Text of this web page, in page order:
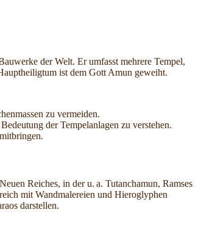
der Welt. Er umfasst mehrere Tempel,
ist dem Gott Amun geweiht.
zu vermeiden.
der Tempelanlagen zu verstehen.
Reiches, in der u. a. Tutanchamun, Ramses
mit Wandmalereien und Hieroglyphen
darstellen.